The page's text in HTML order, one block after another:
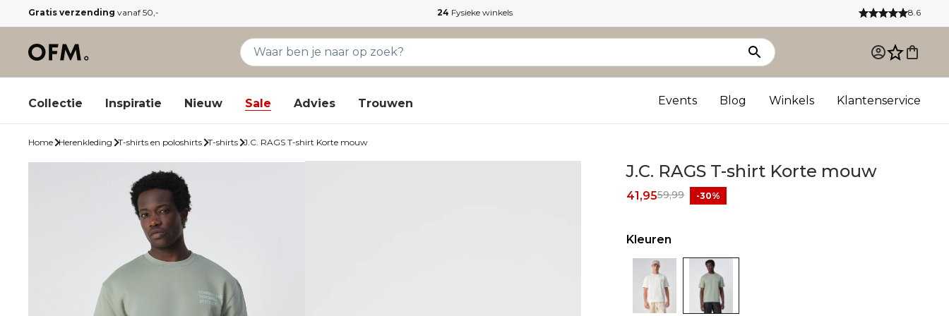
Gratis verzending vanaf 50,- 24 Fysieke winkels 8.6
Collectie Inspiratie Nieuw Sale Advies Trouwen Events Blog Winkels Klantenservice
Home Herenkleding T-shirts en poloshirts T-shirts J.C. RAGS T-shirt Korte mouw
J.C. RAGS T-shirt Korte mouw
59,99
41,95 -30%
Kleuren